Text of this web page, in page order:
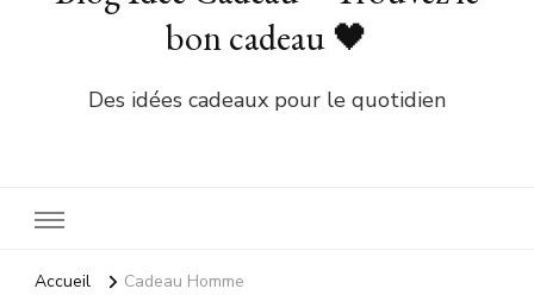
bon cadeau 🖤
Des idées cadeaux pour le quotidien
Accueil Cadeau Homme